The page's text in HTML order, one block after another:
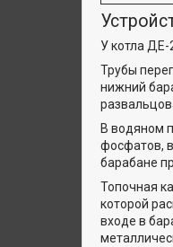
У котла ДЕ-
Трубы
нижний
В водяном
фосфатов,
барабане
Топочная
которой
входе в